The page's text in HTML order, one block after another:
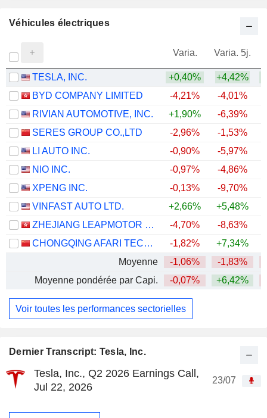
Dernier Transcript: Tesla, Inc.
Tesla, Inc., Q2 2026 Earnings Call,
Jul 22, 2026
23/07
Véhicules électriques
Varia. Varia. 5j.
TESLA, INC. +0,40% +4,42%
BYD COMPANY LIMITED
-4,21% -4,01%
RIVIAN AUTOMOTIVE, INC.
+1,90% -6,39%
SERES GROUP CO.,LTD
-2,96% -1,53%
LI AUTO INC.
-0,90% -5,97%
NIO INC.
-0,97% -4,86%
XPENG INC.
-0,13% -9,70%
VINFAST AUTO LTD.
+2,66% +5,48%
ZHEJIANG LEAPMOTOR TECHNOLOGY CO., LTD.
-4,70% -8,63%
CHONGQING AFARI TECHNOLOGY CO., LTD.
-1,82% +7,34%
Moyenne
-1,06% -1,83%
Moyenne pondérée par Capi.
-0,07% +6,42%
Voir toutes les performances sectorielles